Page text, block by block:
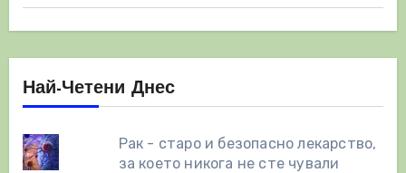
Най-Четени Днес
Рак - старо и безопасно лекарство,
за което никога не сте чували